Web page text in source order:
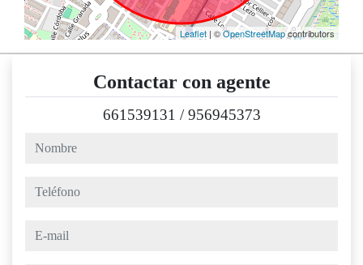
Leaflet | ©OpenStreetMapcontributors
Contactar con agente
661539131 /956945373
nombre
teléfono
e-mail